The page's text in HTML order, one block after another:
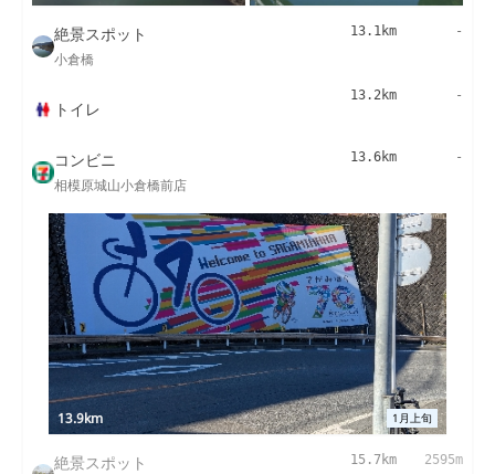
絶景スポット
小倉橋
13.1km -
トイレ
13.2km -
コンビニ
相模原城山小倉橋前店
13.6km -
1月上旬
13.9km
絶景スポット 15.7km 2595m